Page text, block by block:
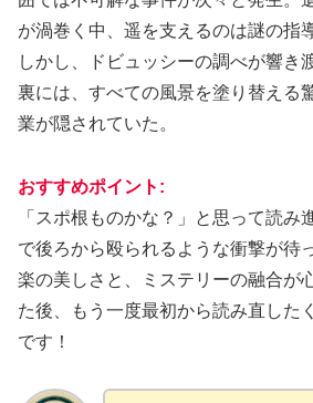
が渦巻く中、遥を支えるのは謎の指
しかし、ドビュッシーの調べが響き
裏には、すべての風景を塗り替える
業が隠されていた。
おすすめポイント:
「スポ根ものかな？」と思って読み
で後ろから殴られるような衝撃が待
楽の美しさと、ミステリーの融合が
た後、もう一度最初から読み直した
です！